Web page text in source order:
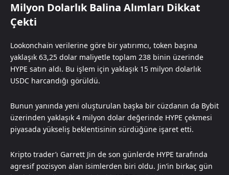
Milyon Dolarlık Balina Alımları Dikkat
Çekti
Lookonchain verilerine göre bir yatırımcı, token başına
yaklaşık 63,25 dolar maliyetle toplam 238 binin üzerinde
HYPE satın aldı. Bu işlem için yaklaşık 15 milyon dolarlık
USDC harcandığı görüldü.
Bunun yanında yeni oluşturulan başka bir cüzdanın da Bybit
üzerinden yaklaşık 4 milyon dolar değerinde HYPE çekmesi
piyasada yükseliş beklentisinin sürdüğüne işaret etti.
Kripto trader’ı Garrett Jin de son günlerde HYPE tarafında
agresif pozisyon alan isimlerden biri oldu. Jin’in birkaç gün